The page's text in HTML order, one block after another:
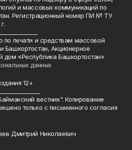
и массовых коммуникаций по
Регистрационный номер ПИ № ТУ
по печати и средствам массовой
Башкортостан, Акционерное
дом «Республика Башкортостан»
данных
12+
вестник". Копирование
только с письменного согласия
Дмитрий Николаевич